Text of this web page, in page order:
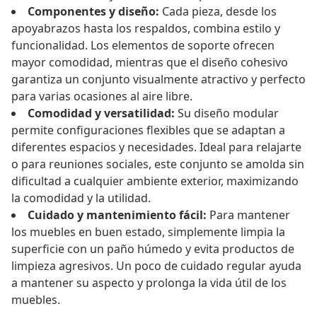
Componentes y diseño: Cada pieza, desde los
apoyabrazos hasta los respaldos, combina estilo y
funcionalidad. Los elementos de soporte ofrecen
mayor comodidad, mientras que el diseño cohesivo
garantiza un conjunto visualmente atractivo y perfecto
para varias ocasiones al aire libre.
Comodidad y versatilidad: Su diseño modular
permite configuraciones flexibles que se adaptan a
diferentes espacios y necesidades. Ideal para relajarte
o para reuniones sociales, este conjunto se amolda sin
dificultad a cualquier ambiente exterior, maximizando
la comodidad y la utilidad.
Cuidado y mantenimiento fácil: Para mantener
los muebles en buen estado, simplemente limpia la
superficie con un paño húmedo y evita productos de
limpieza agresivos. Un poco de cuidado regular ayuda
a mantener su aspecto y prolonga la vida útil de los
muebles.